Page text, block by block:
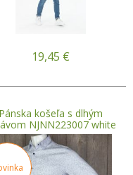
19,45 €
Pánska košeľa s dlhým
NJNN223007 white